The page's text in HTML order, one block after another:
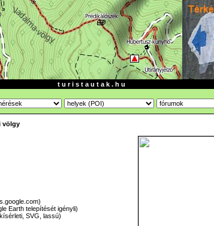
t u r i s t a u t a k . h u
völgy
Earth telepítését igényli)
SVG, lassú)